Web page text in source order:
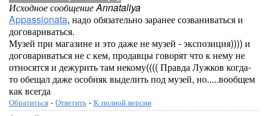
Исходное сообщение Annataliya
Appassionata, надо обязательно заранее созваниваться и
договариваться.
Музей при магазине и это даже не музей - экспозиция)))) и
договариваться не с кем, продавцы говорят что к нему не
относятся и дежурить там некому(((( Правда Лужков когда-
то обещал даже особняк выделить под музей, но.....вообщем
как всегда
Обратиться - Ответить - К полной версии